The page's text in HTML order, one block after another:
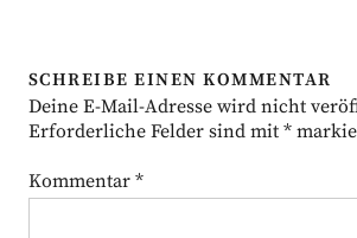
SCHREIBE EINEN KOMMENTAR
Deine E-Mail-Adresse wird nicht
Erforderliche Felder sind mit *
Kommentar *